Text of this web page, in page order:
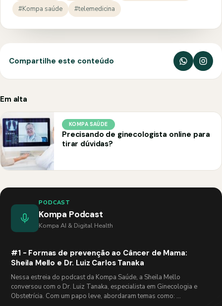
#Kompa saúde
#telemedicina
Compartilhe este conteúdo
Em alta
KOMPA SAÚDE
Precisando de ginecologista online para
tirar dúvidas?
PODCAST
Kompa Podcast
Kompa AI & Digital Health
#1 - Formas de prevenção ao Câncer de Mama:
Sheila Mello e Dr. Luiz Carlos Tanaka
Nessa estreia do podcast da Kompa Saúde, a Sheila Mello
conversou com o Dr. Luiz Tanaka, especialista em Ginecologia e
Obstetrícia. Com um papo leve, abordaram temas como: …